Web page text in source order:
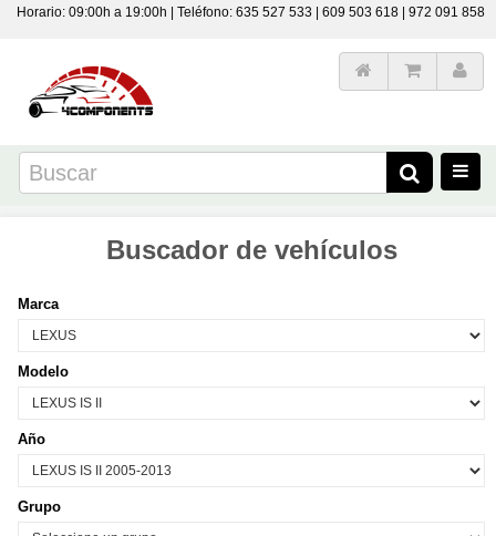
Horario: 09:00h a 19:00h | Teléfono: 635 527 533 | 609 503 618 | 972 091 858
Buscador de vehículos
Marca
Modelo
Año
Grupo